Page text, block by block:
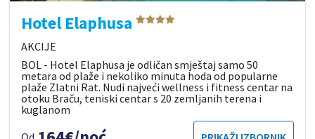
Hotel Elaphusa
AKCIJE
BOL - Hotel Elaphusa je odličan smještaj samo 50
metara od plaže i nekoliko minuta hoda od popularne
plaže Zlatni Rat. Nudi najveći wellness i fitness centar na
otoku Braču, teniski centar s 20 zemljanih terena i
kuglanom